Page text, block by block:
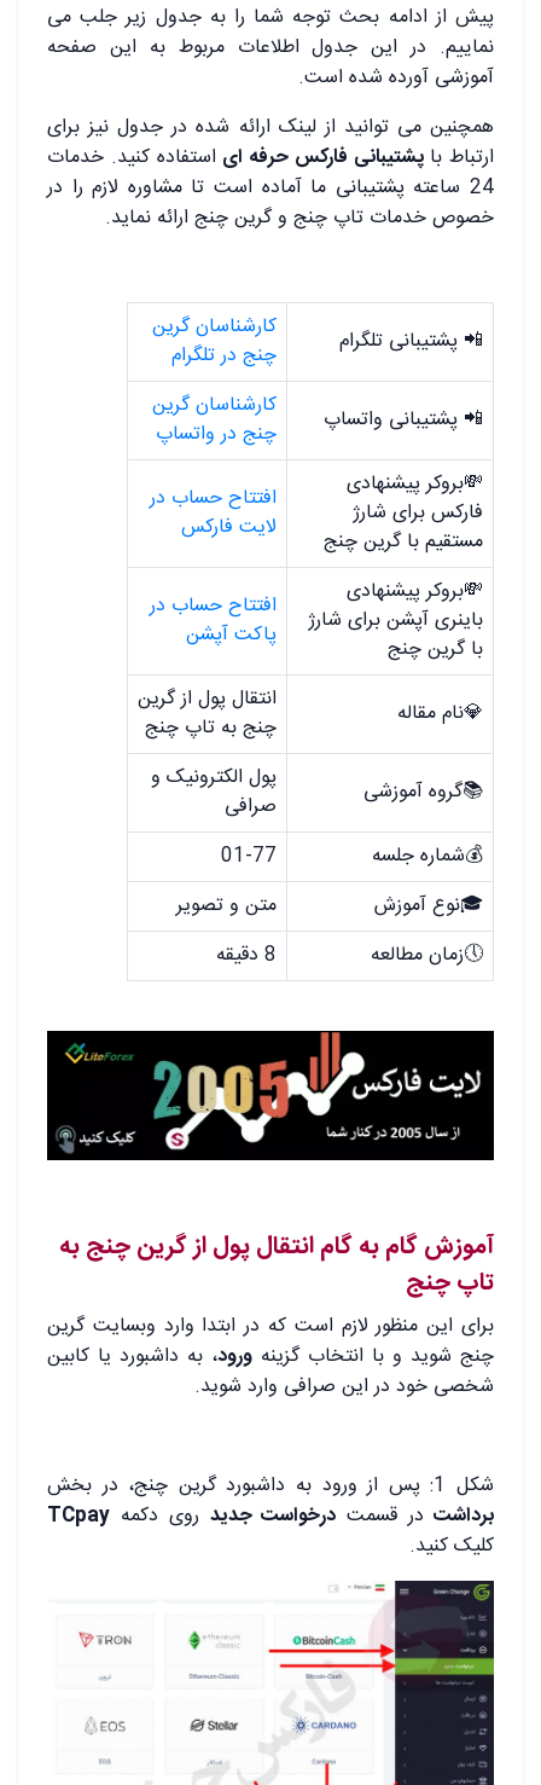
پیش از ادامه بحث توجه شما را به جدول زیر جلب می
نماییم. در این جدول اطلاعات مربوط به این صفحه
آموزشی آورده شده است.
همچنین می توانید از لینک ارائه شده در جدول نیز برای
ارتباط باپشتیبانی فارکس حرفه ای استفاده کنید. خدمات
24 ساعته پشتیبانی ما آماده است تا مشاوره لازم را در
خصوص خدمات تاپ چنج و گرین چنج ارائه نماید.
📲 پشتیبانی تلگرام
کارشناسان گرین
چنج در تلگرام
📲 پشتیبانی واتساپ
کارشناسان گرین
چنج در واتساپ
💸بروکر پیشنهادی
فارکس برای شارژ
مستقیم با گرین چنج
افتتاح حساب در
لایت فارکس
💸بروکر پیشنهادی
باینری آپشن برای شارژ
با گرین چنج
افتتاح حساب در
پاکت آپشن
💎نام مقاله
انتقال پول از گرین
چنج به تاپ چنج
📚گروه آموزشی
پول الکترونیک و
صرافی
💰شماره جلسه
01-77
🎓نوع آموزش
متن و تصویر
🕔زمان مطالعه
8 دقیقه
آموزش گام به گام انتقال پول از گرین چنج به
تاپ چنج
برای این منظور لازم است که در ابتدا وارد وبسایت گرین
چنج شوید و با انتخاب گزینه ورود، به داشبورد یا کابین
شخصی خود در این صرافی وارد شوید.
شکل 1: پس از ورود به داشبورد گرین چنج، در بخش
برداشت در قسمت درخواست جدید روی دکمه TCpay
کلیک کنید.